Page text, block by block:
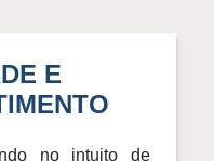
E
no intuito de